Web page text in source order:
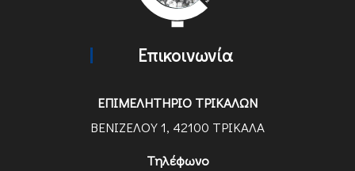
Επικοινωνία
ΕΠΙΜΕΛΗΤΗΡΙΟ ΤΡΙΚΑΛΩΝ
ΒΕΝΙΖΕΛΟΥ 1, 42100 ΤΡΙΚΑΛΑ
Τηλέφωνο